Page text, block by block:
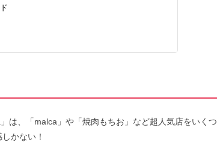
は、「malca」や「焼肉もちお」など超人気店をいくつ
かない！